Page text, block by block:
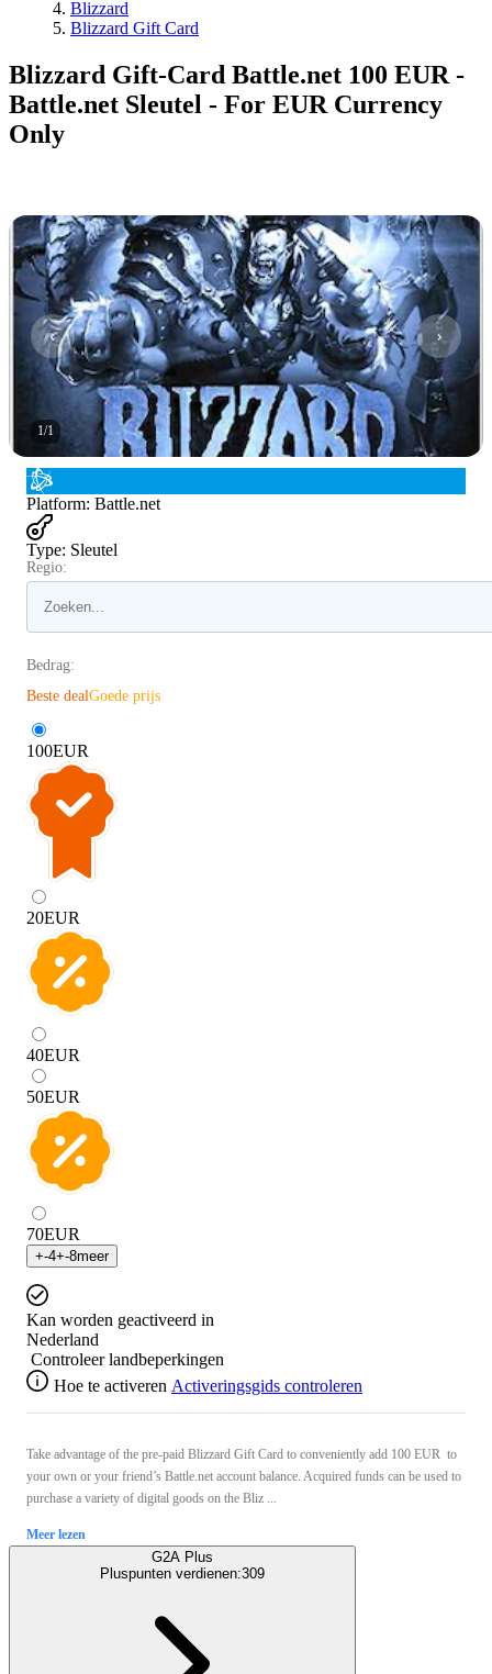
Blizzard
Blizzard Gift Card
Blizzard Gift-Card Battle.net 100 EUR -
Battle.net Sleutel - For EUR Currency
Only
1/1
Platform: Battle.net
Type: Sleutel
Regio:
Bedrag:
Beste dealGoede prijs
100EUR
20EUR
40EUR
50EUR
70EUR
+-4+-8meer
Kan worden geactiveerd in
Nederland
Controleer landbeperkingen
Hoe te activeren Activeringsgids controleren
Take advantage of the pre-paid Blizzard Gift Card to conveniently add 100 EUR to
your own or your friend’s Battle.net account balance. Acquired funds can be used to
purchase a variety of digital goods on the Bliz ...
Meer lezen
G2A Plus
Pluspunten verdienen:309